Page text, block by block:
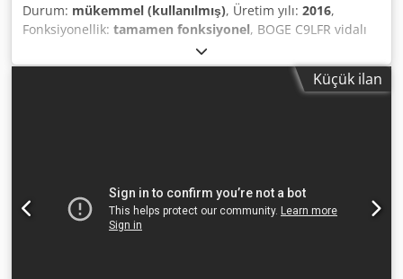
Durum: mükemmel (kullanılmış), Üretim yılı: 2016,
Fonksiyonellik: tamamen fonksiyonel, BOGE C9LFR vidalı
kompresör, frekans invertörlü, servis bakımı yapılmış.
Teknik özellikler: Hacimsel verim: 1,20 m³/dak (1200 L/dak);
Motor gücü: 7,5 kW; Maksimum basınç: 10 bar; Üretim yılı:
Küçük ilan